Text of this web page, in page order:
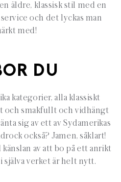
äldre, klassisk stil med en
och det lyckas man
med!
DU
kategorier, alla klassiskt
och smakfullt och vidhängt
sig av ett av Sydamerikas
också? Jamen, såklart!
av att bo på ett anrikt
verket är helt nytt.